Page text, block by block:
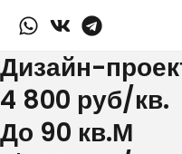
содержимому
Дизайн-
4 800 руб/кв.
До 90 кв.М